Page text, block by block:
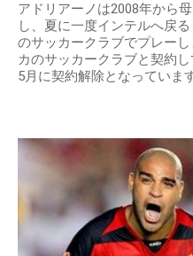
アドリアーノは2008年から
し、夏に一度インテルへ戻
のサッカークラブでプレー
カのサッカークラブと契約
5月に契約解除となっています